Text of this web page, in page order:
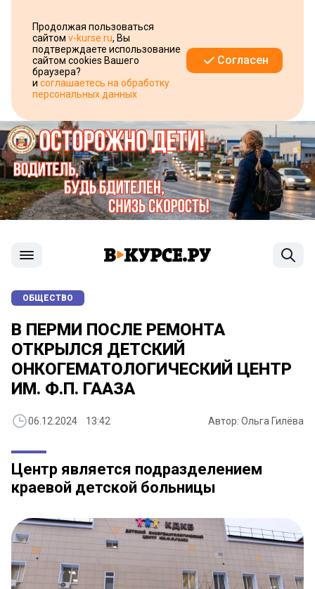
Продолжая пользоваться
сайтом v-kurse.ru, Вы
подтверждаете использование
сайтом cookies Вашего
браузера?
и соглашаетесь на обработку
персональных данных
Согласен
ОБЩЕСТВО
В ПЕРМИ ПОСЛЕ РЕМОНТА
ОТКРЫЛСЯ ДЕТСКИЙ
ОНКОГЕМАТОЛОГИЧЕСКИЙ ЦЕНТР
ИМ. Ф.П. ГААЗА
06.12.2024 13:42 Автор: Ольга Гилёва
Центр является подразделением
краевой детской больницы